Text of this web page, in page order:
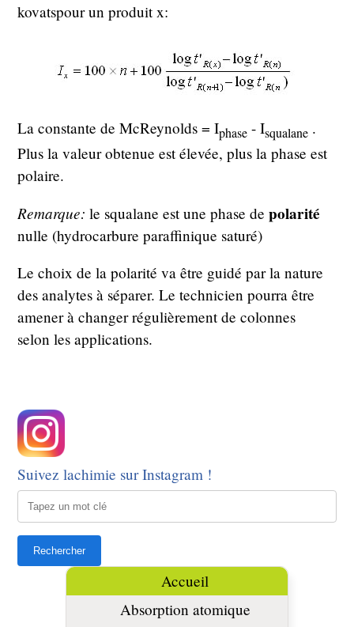
kovatspour un produit x:
La constante de McReynolds = Iphase - Isqualane .
Plus la valeur obtenue est élevée, plus la phase est
polaire.
Remarque: le squalane est une phase depolarité
nulle (hydrocarbure paraffinique saturé)
Le choix de la polarité va être guidé par la nature
des analytes à séparer. Le technicien pourra être
amener à changer régulièrement de colonnes
selon les applications.
Suivez lachimie sur Instagram !
Accueil
Absorption atomique